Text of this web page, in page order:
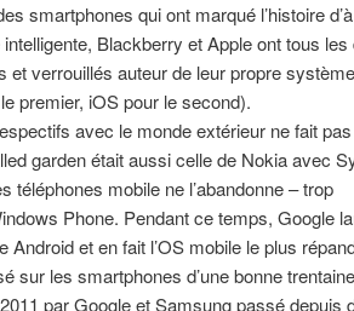
smartphones qui ont marqué l’histoire
Blackberry et Apple ont tous les
verrouillés auteur de leur propre système
premier, iOS pour le second).
avec le monde extérieur ne fait
garden était aussi celle de Nokia avec
téléphones mobile ne l’abandonne – trop
Phone. Pendant ce temps, Google
Android et en fait l’OS mobile le plus
sur les smartphones d’une bonne
par Google et Samsung passé depuis